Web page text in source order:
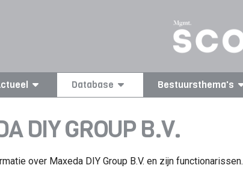
Database Bestuursthema's
DIY GROUP B.V.
over Maxeda DIY Group B.V. en zijn functionarissen.